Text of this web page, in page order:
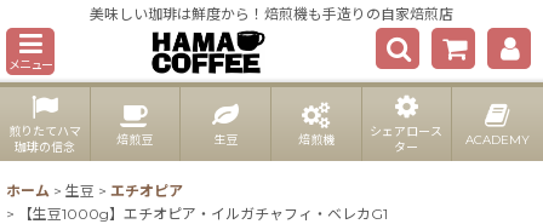
美味しい珈琲は鮮度から！焙煎機も手造りの自家焙煎店
メニュー
煎りたてハマ
珈琲の信念
焙煎豆 生豆 焙煎機
シェアロース
ター
ACADEMY
ホーム > 生豆 > エチオピア
>
【生豆1000g】エチオピア・イルガチャフィ・ベレカG1